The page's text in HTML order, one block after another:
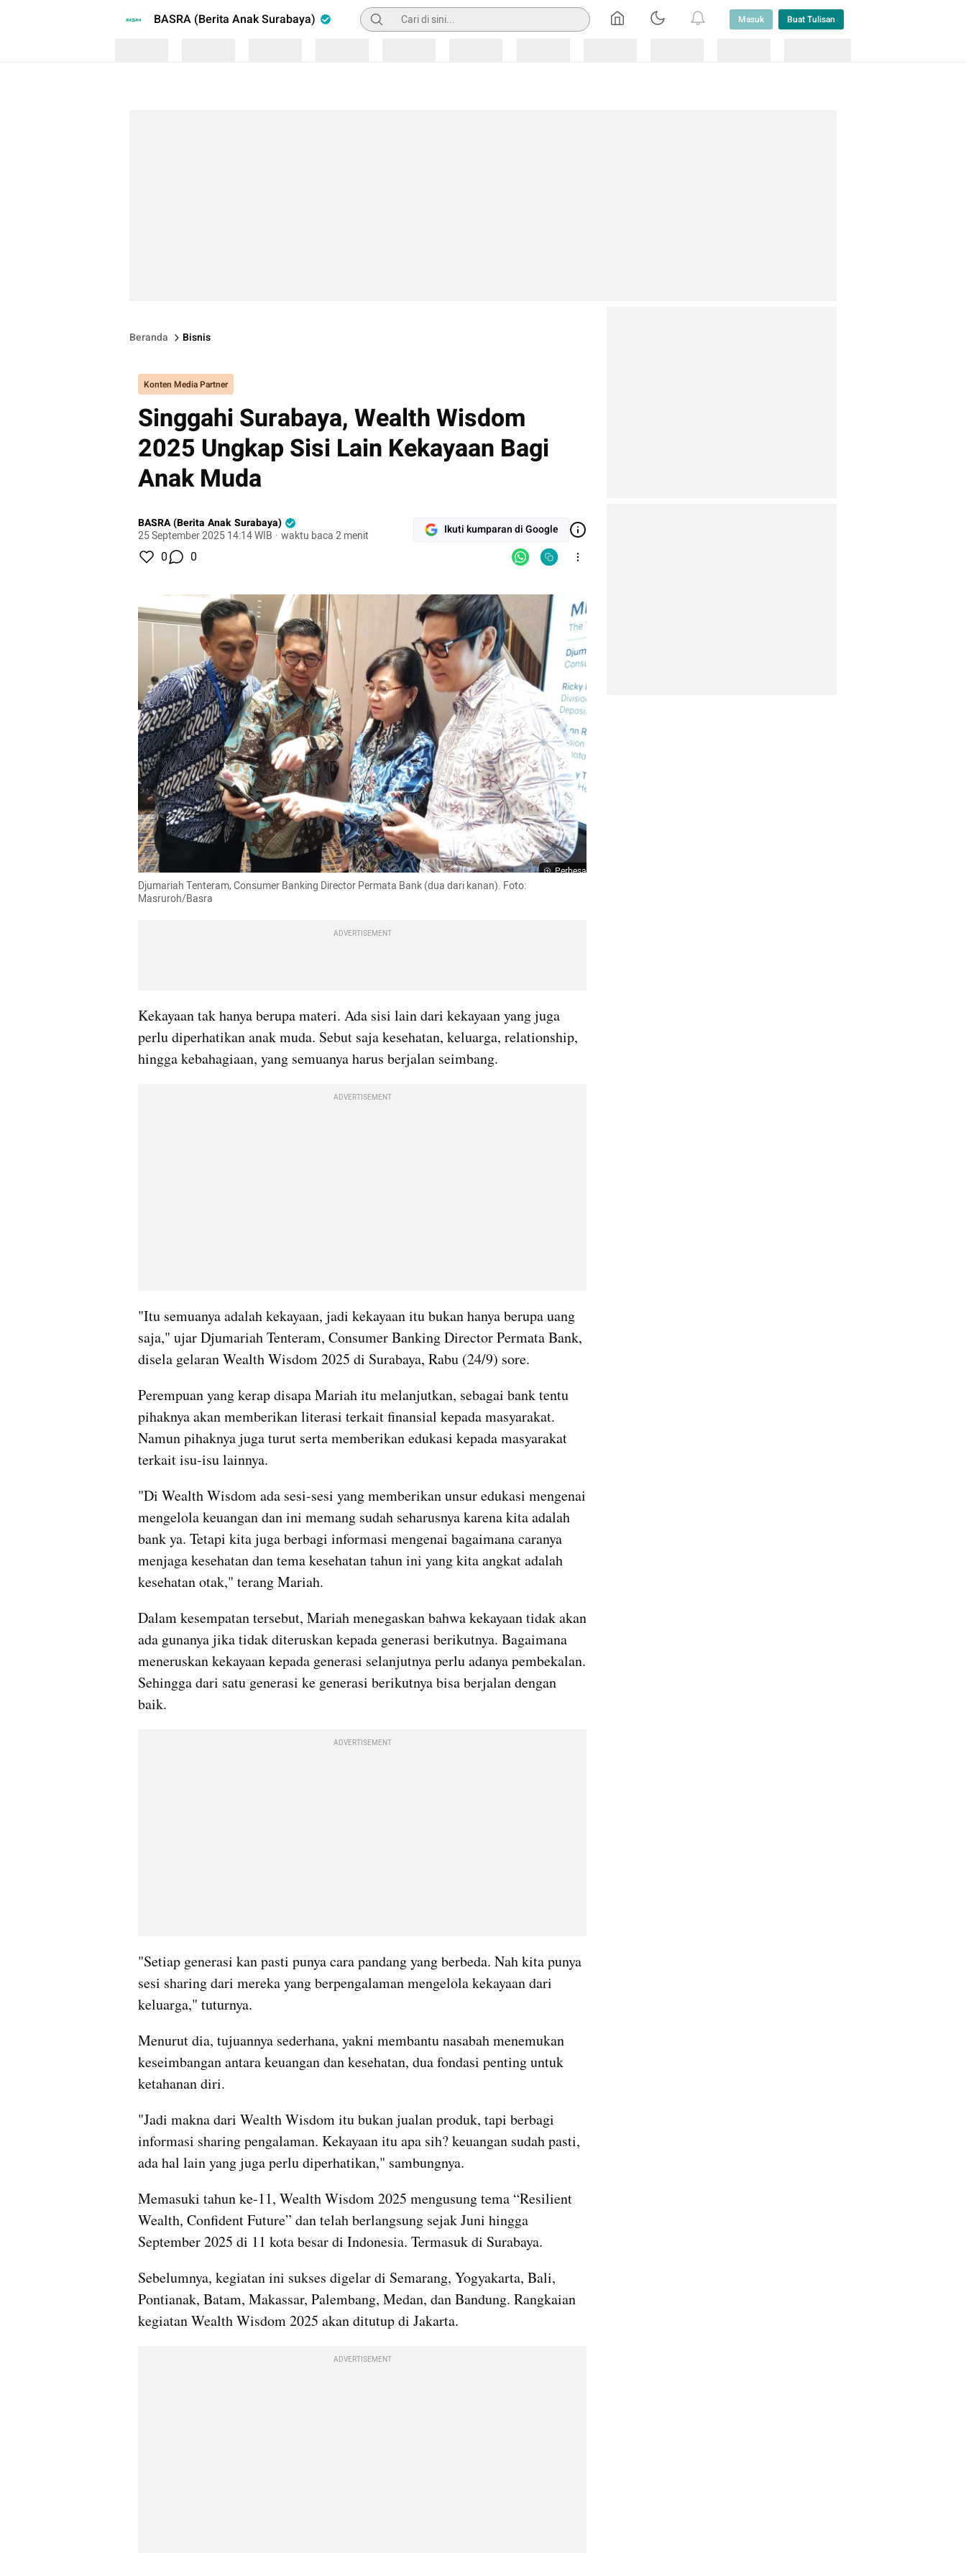
BASRA (Berita Anak Surabaya) Pencarian Masuk Buat Tulisan
Beranda Bisnis
Konten Media Partner
Singgahi Surabaya, Wealth Wisdom
2025 Ungkap Sisi Lain Kekayaan Bagi
Anak Muda
BASRA (Berita Anak Surabaya)
25 September 2025 14:14 WIB · waktu baca 2 menit Ikuti kumparan di Google
0 0
Perbesar
Djumariah Tenteram, Consumer Banking Director Permata Bank (dua dari kanan). Foto:
Masruroh/Basra
ADVERTISEMENT
Kekayaan tak hanya berupa materi. Ada sisi lain dari kekayaan yang juga
perlu diperhatikan anak muda. Sebut saja kesehatan, keluarga, relationship,
hingga kebahagiaan, yang semuanya harus berjalan seimbang.
ADVERTISEMENT
"Itu semuanya adalah kekayaan, jadi kekayaan itu bukan hanya berupa uang
saja," ujar Djumariah Tenteram, Consumer Banking Director Permata Bank,
disela gelaran Wealth Wisdom 2025 di Surabaya, Rabu (24/9) sore.
Perempuan yang kerap disapa Mariah itu melanjutkan, sebagai bank tentu
pihaknya akan memberikan literasi terkait finansial kepada masyarakat.
Namun pihaknya juga turut serta memberikan edukasi kepada masyarakat
terkait isu-isu lainnya.
"Di Wealth Wisdom ada sesi-sesi yang memberikan unsur edukasi mengenai
mengelola keuangan dan ini memang sudah seharusnya karena kita adalah
bank ya. Tetapi kita juga berbagi informasi mengenai bagaimana caranya
menjaga kesehatan dan tema kesehatan tahun ini yang kita angkat adalah
kesehatan otak," terang Mariah.
Dalam kesempatan tersebut, Mariah menegaskan bahwa kekayaan tidak akan
ada gunanya jika tidak diteruskan kepada generasi berikutnya. Bagaimana
meneruskan kekayaan kepada generasi selanjutnya perlu adanya pembekalan.
Sehingga dari satu generasi ke generasi berikutnya bisa berjalan dengan
baik.
ADVERTISEMENT
"Setiap generasi kan pasti punya cara pandang yang berbeda. Nah kita punya
sesi sharing dari mereka yang berpengalaman mengelola kekayaan dari
keluarga," tuturnya.
Menurut dia, tujuannya sederhana, yakni membantu nasabah menemukan
keseimbangan antara keuangan dan kesehatan, dua fondasi penting untuk
ketahanan diri.
"Jadi makna dari Wealth Wisdom itu bukan jualan produk, tapi berbagi
informasi sharing pengalaman. Kekayaan itu apa sih? keuangan sudah pasti,
ada hal lain yang juga perlu diperhatikan," sambungnya.
Memasuki tahun ke-11, Wealth Wisdom 2025 mengusung tema “Resilient
Wealth, Confident Future” dan telah berlangsung sejak Juni hingga
September 2025 di 11 kota besar di Indonesia. Termasuk di Surabaya.
Sebelumnya, kegiatan ini sukses digelar di Semarang, Yogyakarta, Bali,
Pontianak, Batam, Makassar, Palembang, Medan, dan Bandung. Rangkaian
kegiatan Wealth Wisdom 2025 akan ditutup di Jakarta.
ADVERTISEMENT